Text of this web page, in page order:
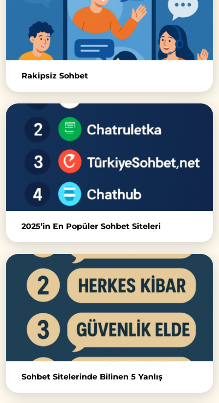
Rakipsiz Sohbet
2025’in En Popüler Sohbet Siteleri
Sohbet Sitelerinde Bilinen 5 Yanlış